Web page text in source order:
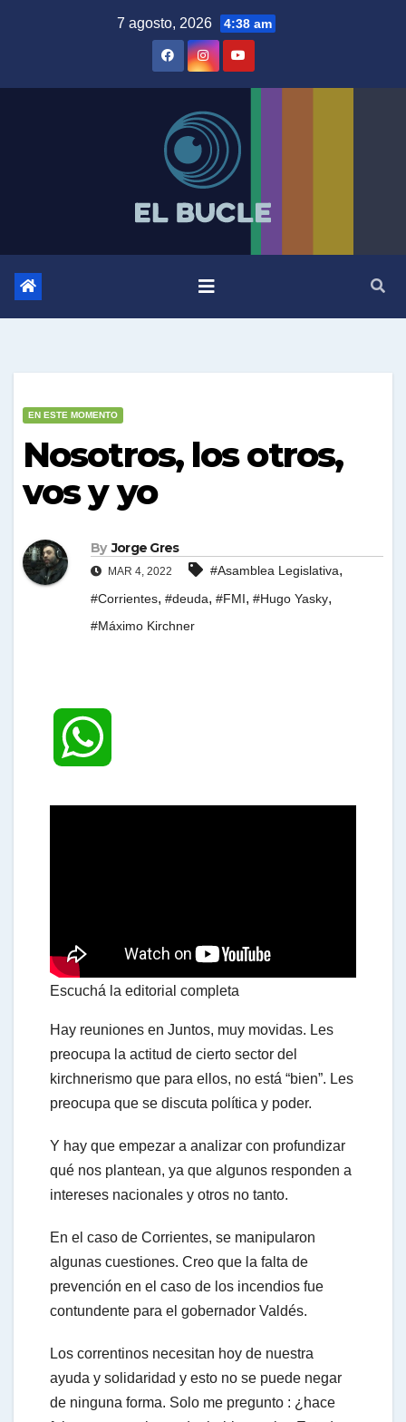
7 agosto, 2026 4:38 am
EN ESTE MOMENTO
Nosotros, los otros,
vos y yo
By Jorge Gres
MAR 4, 2022 #Asamblea Legislativa,
#Corrientes, #deuda, #FMI, #Hugo Yasky,
#Máximo Kirchner
A
p
p
Escuchá la editorial completa
Hay reuniones en Juntos, muy movidas. Les
preocupa la actitud de cierto sector del
kirchnerismo que para ellos, no está “bien”. Les
preocupa que se discuta política y poder.
Y hay que empezar a analizar con profundizar
qué nos plantean, ya que algunos responden a
intereses nacionales y otros no tanto.
En el caso de Corrientes, se manipularon
algunas cuestiones. Creo que la falta de
prevención en el caso de los incendios fue
contundente para el gobernador Valdés.
Los correntinos necesitan hoy de nuestra
ayuda y solidaridad y esto no se puede negar
de ninguna forma. Solo me pregunto : ¿hace